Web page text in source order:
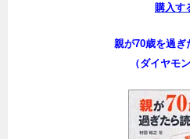
購入す
親が70歳を過ぎ
（ダイヤモ